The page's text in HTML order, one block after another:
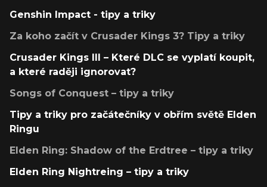
Genshin Impact - tipy a triky
Za koho začít v Crusader Kings 3? Tipy a triky
Crusader Kings III – Které DLC se vyplatí koupit,
a které raději ignorovat?
Songs of Conquest – tipy a triky
Tipy a triky pro začátečníky v obřím světě Elden
Ringu
Elden Ring: Shadow of the Erdtree – tipy a triky
Elden Ring Nightreing – tipy a triky